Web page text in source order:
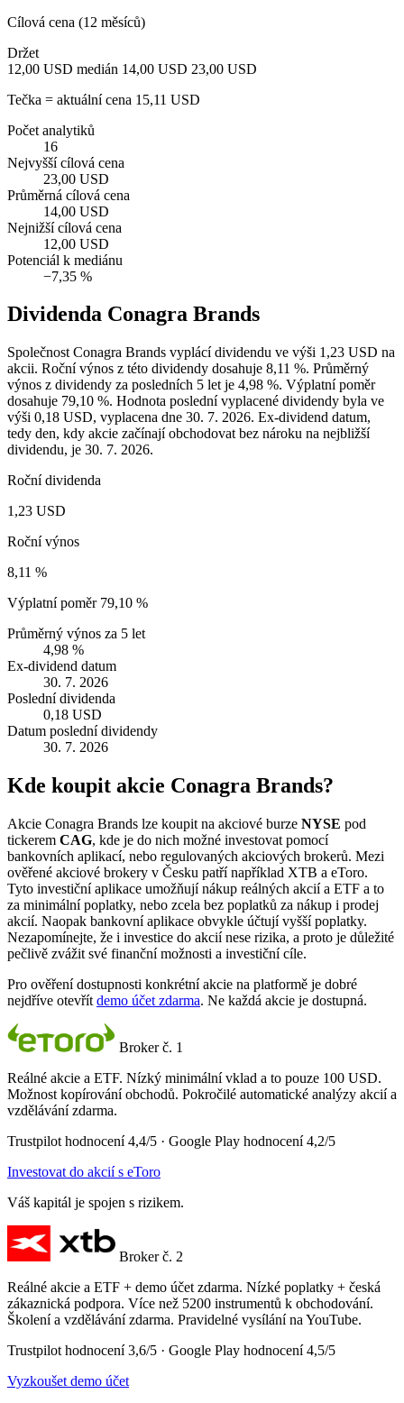
Cílová cena (12 měsíců)
Držet
12,00 USD medián 14,00 USD 23,00 USD
Tečka = aktuální cena 15,11 USD
Počet analytiků
16
Nejvyšší cílová cena
23,00 USD
Průměrná cílová cena
14,00 USD
Nejnižší cílová cena
12,00 USD
Potenciál k mediánu
−7,35 %
Dividenda Conagra Brands
Společnost Conagra Brands vyplácí dividendu ve výši 1,23 USD na
akcii. Roční výnos z této dividendy dosahuje 8,11 %. Průměrný
výnos z dividendy za posledních 5 let je 4,98 %. Výplatní poměr
dosahuje 79,10 %. Hodnota poslední vyplacené dividendy byla ve
výši 0,18 USD, vyplacena dne 30. 7. 2026. Ex-dividend datum,
tedy den, kdy akcie začínají obchodovat bez nároku na nejbližší
dividendu, je 30. 7. 2026.
Roční dividenda
1,23 USD
Roční výnos
8,11 %
Výplatní poměr 79,10 %
Průměrný výnos za 5 let
4,98 %
Ex-dividend datum
30. 7. 2026
Poslední dividenda
0,18 USD
Datum poslední dividendy
30. 7. 2026
Kde koupit akcie Conagra Brands?
Akcie Conagra Brands lze koupit na akciové burze NYSE pod
tickerem CAG, kde je do nich možné investovat pomocí
bankovních aplikací, nebo regulovaných akciových brokerů. Mezi
ověřené akciové brokery v Česku patří například XTB a eToro.
Tyto investiční aplikace umožňují nákup reálných akcií a ETF a to
za minimální poplatky, nebo zcela bez poplatků za nákup i prodej
akcií. Naopak bankovní aplikace obvykle účtují vyšší poplatky.
Nezapomínejte, že i investice do akcií nese rizika, a proto je důležité
pečlivě zvážit své finanční možnosti a investiční cíle.
Pro ověření dostupnosti konkrétní akcie na platformě je dobré
nejdříve otevřít demo účet zdarma. Ne každá akcie je dostupná.
Broker č. 1
Reálné akcie a ETF. Nízký minimální vklad a to pouze 100 USD.
Možnost kopírování obchodů. Pokročilé automatické analýzy akcií a
vzdělávání zdarma.
Trustpilot hodnocení 4,4/5 · Google Play hodnocení 4,2/5
Investovat do akcií s eToro
Váš kapitál je spojen s rizikem.
Broker č. 2
Reálné akcie a ETF + demo účet zdarma. Nízké poplatky + česká
zákaznická podpora. Více než 5200 instrumentů k obchodování.
Školení a vzdělávání zdarma. Pravidelné vysílání na YouTube.
Trustpilot hodnocení 3,6/5 · Google Play hodnocení 4,5/5
Vyzkoušet demo účet